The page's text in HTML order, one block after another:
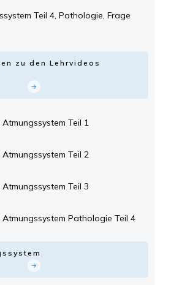
Teil 4, Pathologie, Frage
zu den Lehrvideos
Teil 1
Teil 2
Teil 3
Pathologie Teil 4